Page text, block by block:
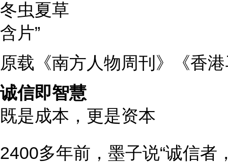
原载《南方人物周刊》《香港
诚信即智慧
既是成本，更是资本
2400多年前，墨子说“诚信者